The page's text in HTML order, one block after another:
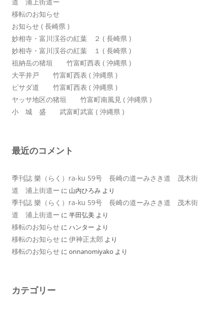
移転のお知らせ
お知らせ ( 長崎県 )
妙相寺・富川渓谷の紅葉 ２ ( 長崎県 )
妙相寺・富川渓谷の紅葉 １ ( 長崎県 )
祖納岳の猪垣 竹富町西表 ( 沖縄県 )
大平井戸 竹富町西表 ( 沖縄県 )
ピサダ道 竹富町西表 ( 沖縄県 )
ヤッサ地区の猪垣 竹富町南風見 ( 沖縄県 )
小 城 盛 武富町武富 ( 沖縄県 )
最近のコメント
季刊誌 樂（らく）ra-ku 59号 長崎の道ーみさき道 茂木街
道 浦上街道ー に 山内ひろみ より
季刊誌 樂（らく）ra-ku 59号 長崎の道ーみさき道 茂木街
道 浦上街道ー に 半田弘美 より
移転のお知らせ に ハンター より
移転のお知らせ に 伊神正太郎 より
移転のお知らせ に onnanomiyako より
カテゴリー